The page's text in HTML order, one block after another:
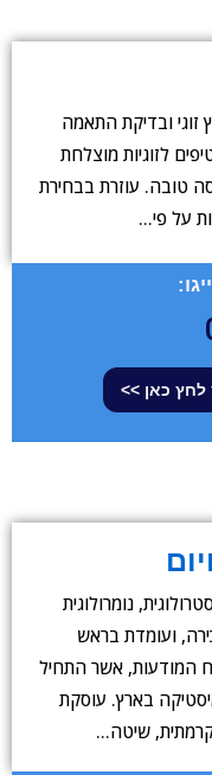
זוגי ובדיקת התאמה
לזוגיות מוצלחת
טובה. עוזרת בבחירת
על פי…
לחץ כאן >>
נומרולוגית
ועומדת בראש
המודעות, אשר התחיל
בארץ. עוסקת
קרמתית, שיטה…